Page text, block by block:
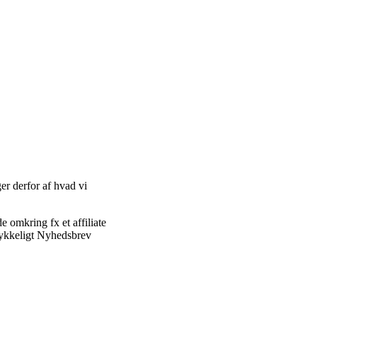
derfor af hvad vi
omkring fx et affiliate
Nyhedsbrev